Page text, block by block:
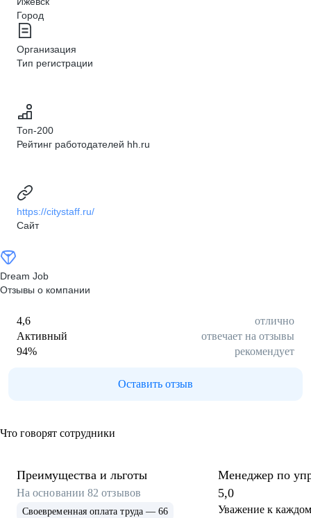
Город
Организация
Тип регистрации
Топ-200
Рейтинг работодателей hh.ru
https://citystaff.ru/
Сайт
Dream Job
Отзывы о компании
4,6
отлично
Активный
отвечает на отзывы
94% рекомендует
Оставить отзыв
Что говорят сотрудники
Преимущества и льготы
На основании82 отзывов
Своевременная оплата труда — 66
Менеджер по
персоналом
5,0
Уважение к